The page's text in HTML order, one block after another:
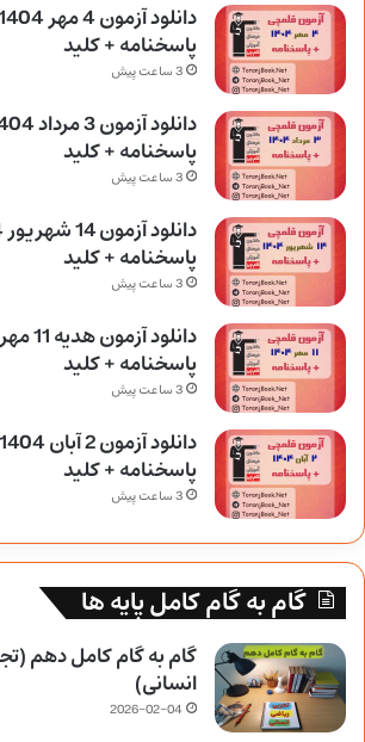
پاسخنامه + کلید
3 ساعت پیش
پاسخنامه + کلید
3 ساعت پیش
پاسخنامه + کلید
3 ساعت پیش
پاسخنامه + کلید
3 ساعت پیش
پاسخنامه + کلید
3 ساعت پیش
گام به گام کامل پایه ها
گام به گام کامل دهم
انسانی)
2026-02-04